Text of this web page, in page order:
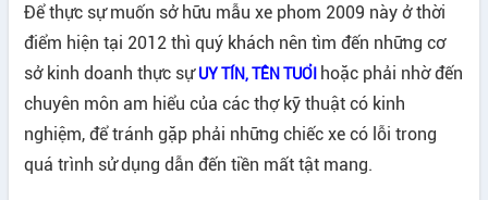
Để thực sự muốn sở hữu mẫu xe phom 2009 này ở thời
điểm hiện tại 2012 thì quý khách nên tìm đến những cơ
sở kinh doanh thực sựUY TÍN, TÊN TUỔI hoặc phải nhờ đến
chuyên môn am hiểu của các thợ kỹ thuật có kinh
nghiệm, để tránh gặp phải những chiếc xe có lỗi trong
quá trình sử dụng dẫn đến tiền mất tật mang.